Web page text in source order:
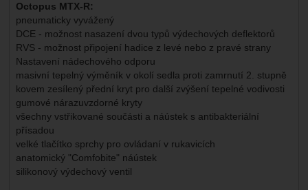
Octopus MTX-R:
pneumaticky vyvážený
DCE - možnost nasazení dvou typů výdechových deflektorů
RVS - možnost připojení hadice z levé nebo z pravé strany
Nastavení nádechového odporu
masivní tepelný výměník v okolí sedla proti zamrnutí 2. stupně
kovem zesílený přední kryt pro další zvýšení tepelné vodivosti
gumové nárazuvzdorné kryty
všechny vstřikované součásti a náústek s antibakteriální
přísadou
velké tlačítko sprchy pro ovládaní v rukavicích
anatomický "Comfobite" náústek
silikonový výdechový ventil